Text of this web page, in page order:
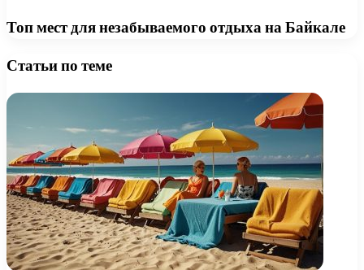
Топ мест для незабываемого отдыха на Байкале
Статьи по теме